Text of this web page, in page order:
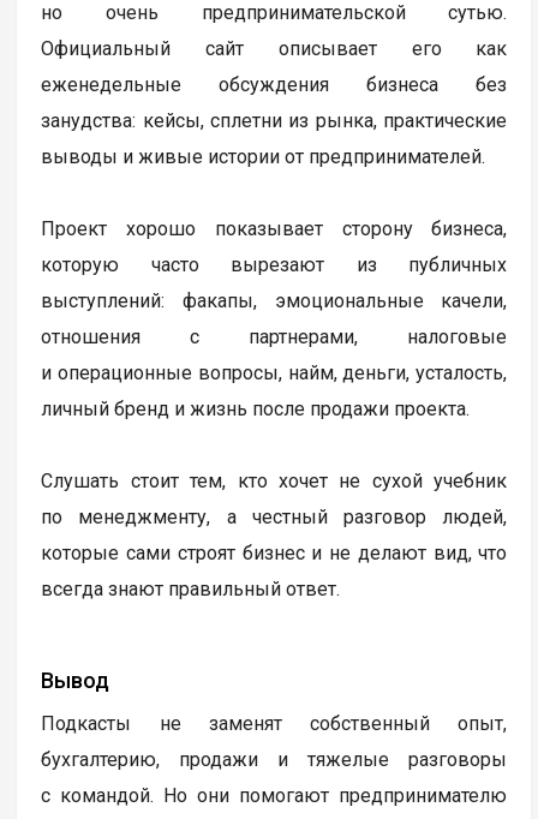
но очень предпринимательской сутью.
Официальный сайт описывает его как
еженедельные обсуждения бизнеса без
занудства: кейсы, сплетни из рынка, практические
выводы и живые истории от предпринимателей.
Проект хорошо показывает сторону бизнеса,
которую часто вырезают из публичных
выступлений: факапы, эмоциональные качели,
отношения с партнерами, налоговые
и операционные вопросы, найм, деньги, усталость,
личный бренд и жизнь после продажи проекта.
Слушать стоит тем, кто хочет не сухой учебник
по менеджменту, а честный разговор людей,
которые сами строят бизнес и не делают вид, что
всегда знают правильный ответ.
Вывод
Подкасты не заменят собственный опыт,
бухгалтерию, продажи и тяжелые разговоры
с командой. Но они помогают предпринимателю